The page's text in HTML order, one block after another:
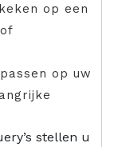
op een
op uw
stellen u